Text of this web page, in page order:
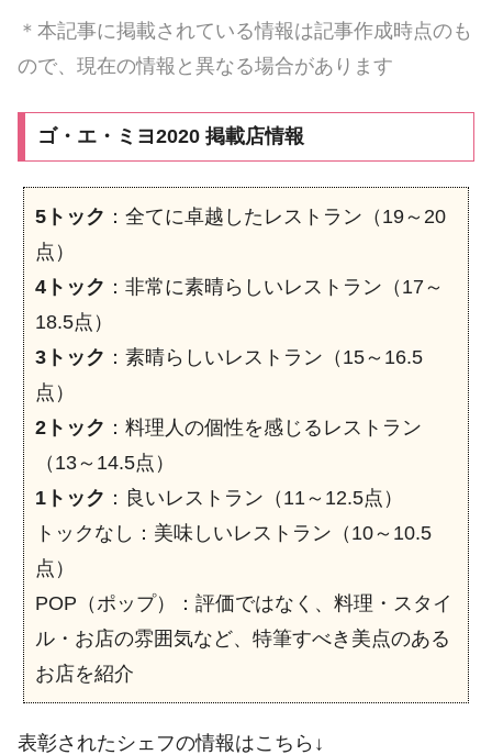
＊本記事に掲載されている情報は記事作成時点のも
ので、現在の情報と異なる場合があります
ゴ・エ・ミヨ2020 掲載店情報
5トック ：全てに卓越したレストラン（19～20
点）
4トック ：非常に素晴らしいレストラン（17～
18.5点）
3トック ：素晴らしいレストラン（15～16.5
点）
2トック ：料理人の個性を感じるレストラン
（13～14.5点）
1トック ：良いレストラン（11～12.5点）
トックなし：美味しいレストラン（10～10.5
点）
POP（ポップ）：評価ではなく、料理・スタイ
ル・お店の雰囲気など、特筆すべき美点のある
お店を紹介
表彰されたシェフの情報はこちら↓